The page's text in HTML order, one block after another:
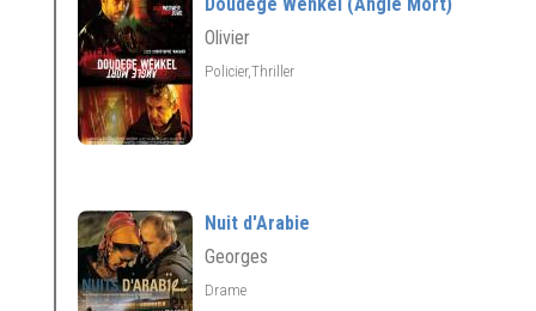
Olivier
Policier,Thriller
Nuit d'Arabie
Georges
Drame